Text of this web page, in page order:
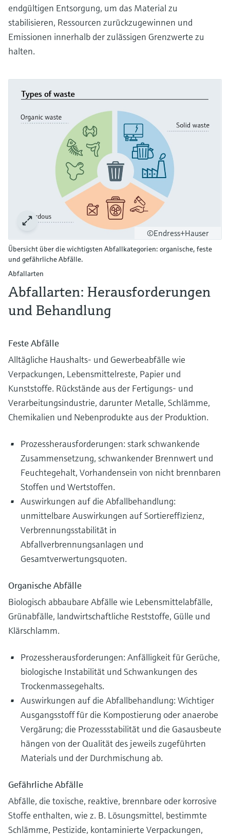
endgültigen Entsorgung, um das Material zu
stabilisieren, Ressourcen zurückzugewinnen und
Emissionen innerhalb der zulässigen Grenzwerte zu
halten.
©Endress+Hauser
Übersicht über die wichtigsten Abfallkategorien: organische, feste
und gefährliche Abfälle.
Abfallarten
Abfallarten: Herausforderungen
und Behandlung
Feste Abfälle
Alltägliche Haushalts- und Gewerbeabfälle wie
Verpackungen, Lebensmittelreste, Papier und
Kunststoffe. Rückstände aus der Fertigungs- und
Verarbeitungsindustrie, darunter Metalle, Schlämme,
Chemikalien und Nebenprodukte aus der Produktion.
Prozessherausforderungen: stark schwankende
Zusammensetzung, schwankender Brennwert und
Feuchtegehalt, Vorhandensein von nicht brennbaren
Stoffen und Wertstoffen.
Auswirkungen auf die Abfallbehandlung:
unmittelbare Auswirkungen auf Sortiereffizienz,
Verbrennungsstabilität in
Abfallverbrennungsanlagen und
Gesamtverwertungsquoten.
Organische Abfälle
Biologisch abbaubare Abfälle wie Lebensmittelabfälle,
Grünabfälle, landwirtschaftliche Reststoffe, Gülle und
Klärschlamm.
Prozessherausforderungen: Anfälligkeit für Gerüche,
biologische Instabilität und Schwankungen des
Trockenmassegehalts.
Auswirkungen auf die Abfallbehandlung: Wichtiger
Ausgangsstoff für die Kompostierung oder anaerobe
Vergärung; die Prozessstabilität und die Gasausbeute
hängen von der Qualität des jeweils zugeführten
Materials und der Durchmischung ab.
Gefährliche Abfälle
Abfälle, die toxische, reaktive, brennbare oder korrosive
Stoffe enthalten, wie z. B. Lösungsmittel, bestimmte
Schlämme, Pestizide, kontaminierte Verpackungen,